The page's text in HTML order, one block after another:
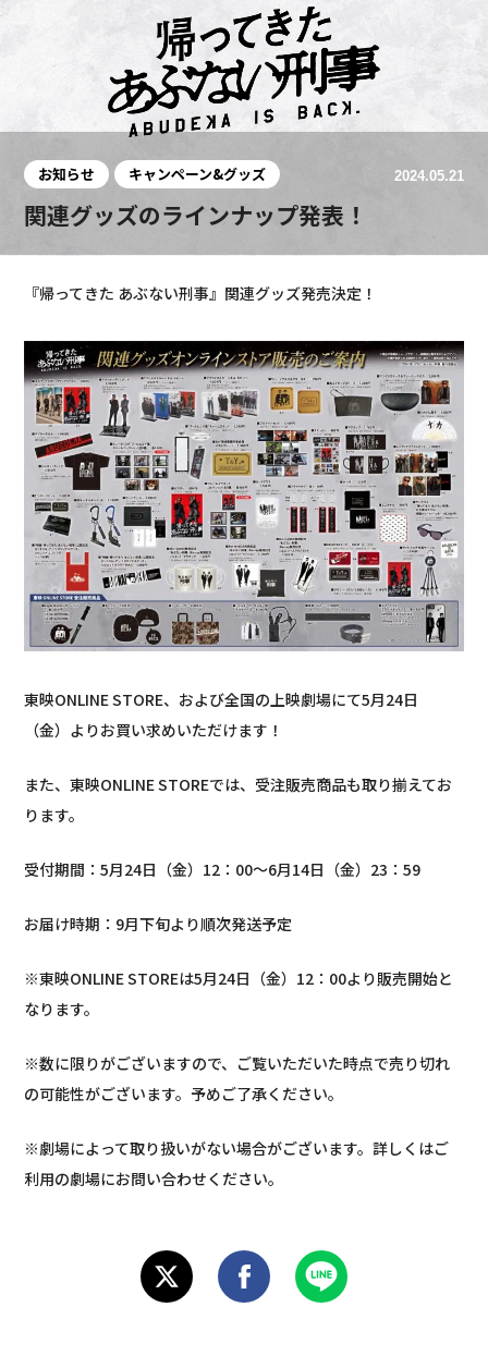
2024.05.21
お知らせ キャンペーン&グッズ
関連グッズのラインナップ発表！
『帰ってきた あぶない刑事』関連グッズ発売決定！
東映ONLINE STORE、および全国の上映劇場にて5月24日
（金）よりお買い求めいただけます！
また、東映ONLINE STOREでは、受注販売商品も取り揃えてお
ります。
受付期間：5月24日（金）12：00～6月14日（金）23：59
お届け時期：9月下旬より順次発送予定
※東映ONLINE STOREは5月24日（金）12：00より販売開始と
なります。
※数に限りがございますので、ご覧いただいた時点で売り切れ
の可能性がございます。予めご了承ください。
※劇場によって取り扱いがない場合がございます。詳しくはご
利用の劇場にお問い合わせください。